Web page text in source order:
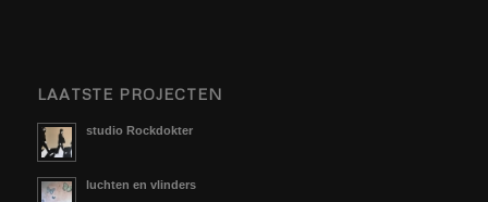
LAATSTE PROJECTEN
studio Rockdokter
luchten en vlinders